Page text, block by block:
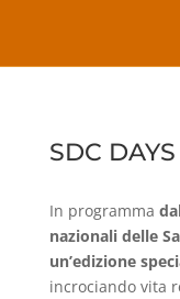
SDC
In programma
nazionali delle
un’edizione
incrociando vita